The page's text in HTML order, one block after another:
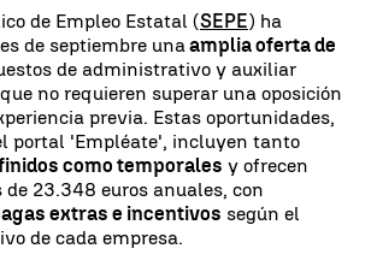
de Empleo Estatal (SEPE) ha
de septiembre una amplia oferta de
de administrativo y auxiliar
no requieren superar una oposición
previa. Estas oportunidades,
portal 'Empléate', incluyen tanto
como temporales y ofrecen
de 23.348 euros anuales, con
extras e incentivos según el
de cada empresa.